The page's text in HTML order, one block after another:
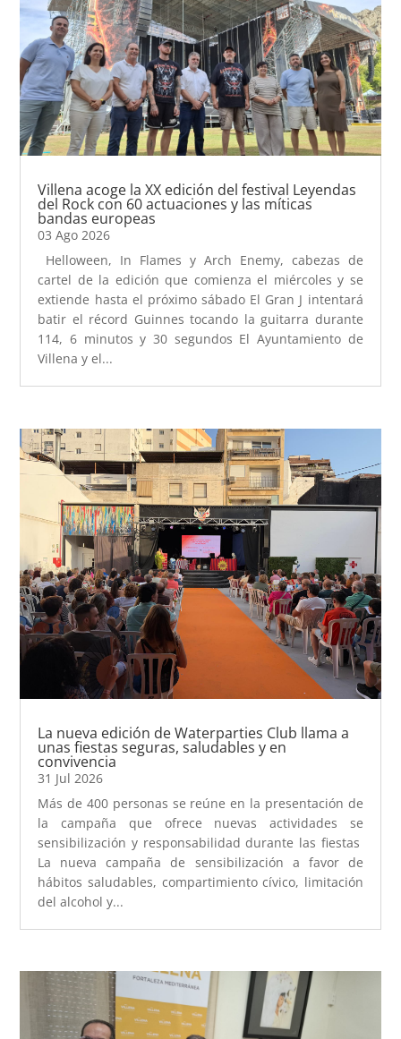
Villena acoge la XX edición del festival Leyendas
del Rock con 60 actuaciones y las míticas
bandas europeas
03 Ago 2026
Helloween, In Flames y Arch Enemy, cabezas de
cartel de la edición que comienza el miércoles y se
extiende hasta el próximo sábado El Gran J intentará
batir el récord Guinnes tocando la guitarra durante
114, 6 minutos y 30 segundos El Ayuntamiento de
Villena y el...
La nueva edición de Waterparties Club llama a
unas fiestas seguras, saludables y en
convivencia
31 Jul 2026
Más de 400 personas se reúne en la presentación de
la campaña que ofrece nuevas actividades se
sensibilización y responsabilidad durante las fiestas
La nueva campaña de sensibilización a favor de
hábitos saludables, compartimiento cívico, limitación
del alcohol y...